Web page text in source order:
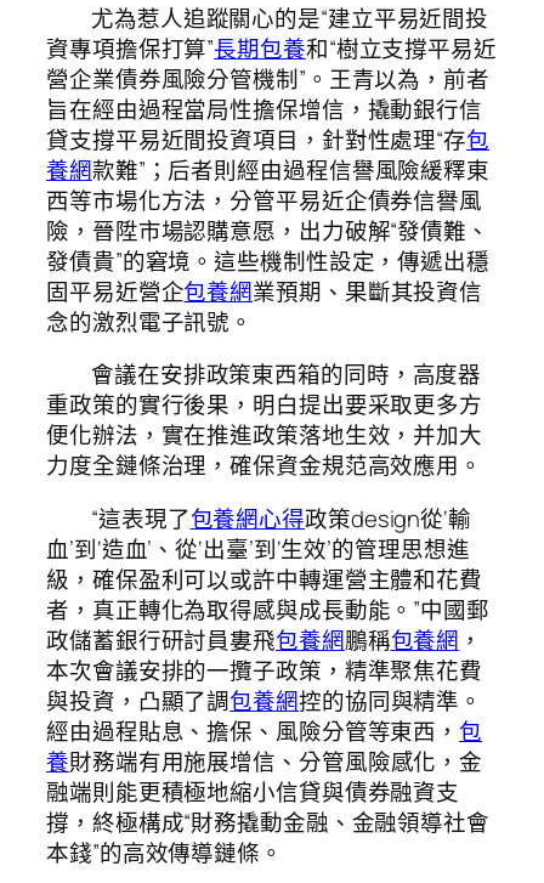
尤為惹人追蹤關心的是“建立平易近間投
資專項擔保打算”長期包養和“樹立支撐平易近
營企業債券風險分管機制”。王青以為，前者
旨在經由過程當局性擔保增信，撬動銀行信
貸支撐平易近間投資項目，針對性處理“存包
養網款難”；后者則經由過程信譽風險緩釋東
西等市場化方法，分管平易近企債券信譽風
險，晉陞市場認購意愿，出力破解“發債難、
發債貴”的窘境。這些機制性設定，傳遞出穩
固平易近營企包養網業預期、果斷其投資信
念的激烈電子訊號。
會議在安排政策東西箱的同時，高度器
重政策的實行後果，明白提出要采取更多方
便化辦法，實在推進政策落地生效，并加大
力度全鏈條治理，確保資金規范高效應用。
“這表現了包養網心得政策design從‘輸
血’到‘造血’、從‘出臺’到‘生效’的管理思想進
級，確保盈利可以或許中轉運營主體和花費
者，真正轉化為取得感與成長動能。”中國郵
政儲蓄銀行研討員婁飛包養網鵬稱包養網 ，
本次會議安排的一攬子政策，精準聚焦花費
與投資，凸顯了調包養網控的協同與精準。
經由過程貼息、擔保、風險分管等東西，包
養財務端有用施展增信、分管風險感化，金
融端則能更積極地縮小信貸與債券融資支
撐，終極構成“財務撬動金融、金融領導社會
本錢”的高效傳導鏈條。